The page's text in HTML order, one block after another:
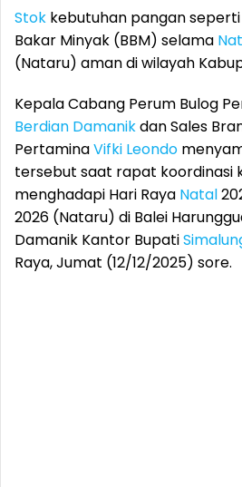
Stok kebutuhan pangan
Bakar Minyak (BBM) selama
(Nataru) aman di wilayah
Kepala Cabang Perum Bulog
Berdian Damanikdan Sales
PertaminaVifki Leondo
tersebut saat rapat koordinasi
menghadapi Hari Raya Natal
2026 (Nataru) di Balei
Damanik Kantor Bupati
Raya, Jumat (12/12/2025) sore.